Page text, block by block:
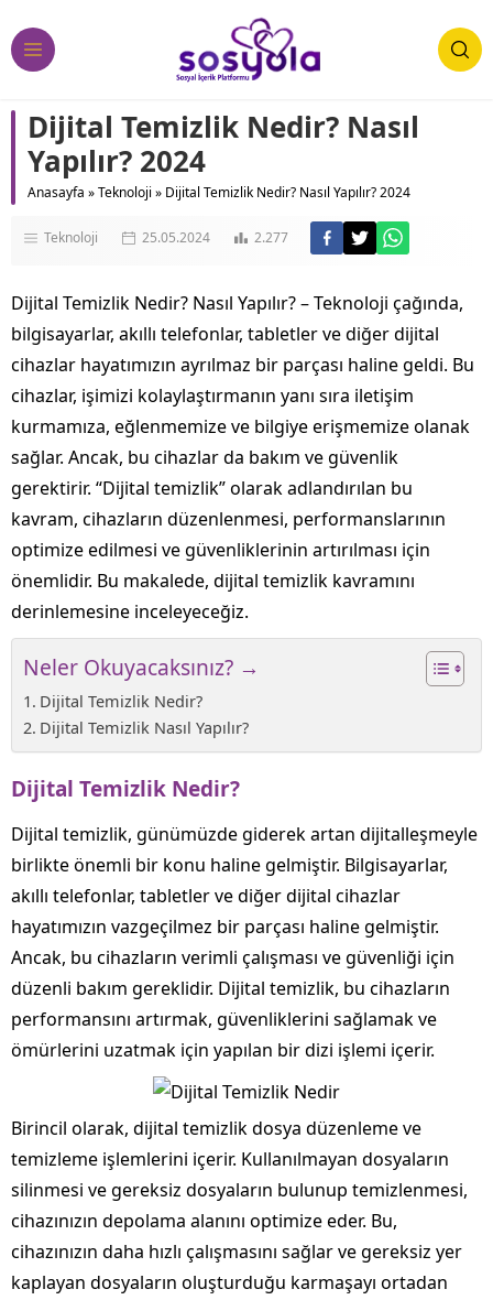
Dijital Temizlik Nedir? Nasıl
Yapılır? 2024
Anasayfa »Teknoloji » Dijital Temizlik Nedir? Nasıl Yapılır? 2024
Teknoloji 25.05.2024 2.277
Dijital Temizlik Nedir? Nasıl Yapılır? – Teknoloji çağında,
bilgisayarlar, akıllı telefonlar, tabletler ve diğer dijital
cihazlar hayatımızın ayrılmaz bir parçası haline geldi. Bu
cihazlar, işimizi kolaylaştırmanın yanı sıra iletişim
kurmamıza, eğlenmemize ve bilgiye erişmemize olanak
sağlar. Ancak, bu cihazlar da bakım ve güvenlik
gerektirir. “Dijital temizlik” olarak adlandırılan bu
kavram, cihazların düzenlenmesi, performanslarının
optimize edilmesi ve güvenliklerinin artırılması için
önemlidir. Bu makalede, dijital temizlik kavramını
derinlemesine inceleyeceğiz.
Neler Okuyacaksınız? →
Dijital Temizlik Nedir?
Dijital Temizlik Nasıl Yapılır?
Dijital Temizlik Nedir?
Dijital temizlik, günümüzde giderek artan dijitalleşmeyle
birlikte önemli bir konu haline gelmiştir. Bilgisayarlar,
akıllı telefonlar, tabletler ve diğer dijital cihazlar
hayatımızın vazgeçilmez bir parçası haline gelmiştir.
Ancak, bu cihazların verimli çalışması ve güvenliği için
düzenli bakım gereklidir. Dijital temizlik, bu cihazların
performansını artırmak, güvenliklerini sağlamak ve
ömürlerini uzatmak için yapılan bir dizi işlemi içerir.
Birincil olarak, dijital temizlik dosya düzenleme ve
temizleme işlemlerini içerir. Kullanılmayan dosyaların
silinmesi ve gereksiz dosyaların bulunup temizlenmesi,
cihazınızın depolama alanını optimize eder. Bu,
cihazınızın daha hızlı çalışmasını sağlar ve gereksiz yer
kaplayan dosyaların oluşturduğu karmaşayı ortadan